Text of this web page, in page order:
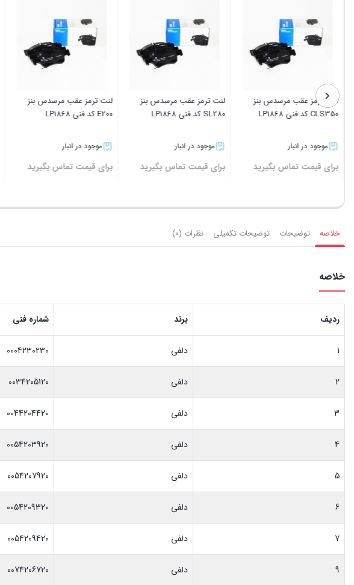
لنت ترمز عقب مرسدس بنز
CLS350 کد فنی LP1868
موجود در انبار
برای قیمت تماس بگیرید
لنت ترمز عقب مرسدس بنز
SL280 کد فنی LP1868
موجود در انبار
برای قیمت تماس بگیرید
لنت ترمز عقب مرسدس بنز
E200 کد فنی LP1868
موجود در انبار
برای قیمت تماس بگیرید
خلاصه توضیحات توضیحات تکمیلی نظرات (0)
خلاصه
ردیف برند شماره فنی
1 دلفی 0004230230
2 دلفی 0034205120
3 دلفی 0044204420
4 دلفی 0054203920
5 دلفی 0054207920
6 دلفی 0054209320
7 دلفی 0054209420
9 دلفی 0074206720